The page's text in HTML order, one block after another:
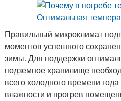
Правильный микроклимат
моментов успешного
зимы. Для поддержки
подземное хранилище
всего холодного времени
влажности и прогрев